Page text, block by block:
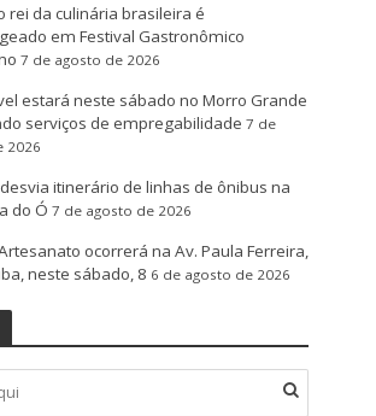
rei da culinária brasileira é
em Festival Gastronômico
7 de agosto de 2026
estará neste sábado no Morro Grande
serviços de empregabilidade 7 de
2026
itinerário de linhas de ônibus na
do Ó 7 de agosto de 2026
ocorrerá na Av. Paula Ferreira,
neste sábado, 8 6 de agosto de 2026